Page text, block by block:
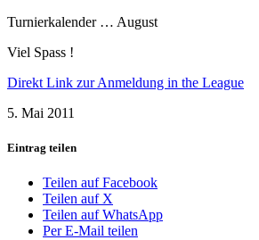
Turnierkalender … August
Viel Spass !
Direkt Link zur Anmeldung in the League
5. Mai 2011
Eintrag teilen
Teilen auf Facebook
Teilen auf X
Teilen auf WhatsApp
Per E-Mail teilen